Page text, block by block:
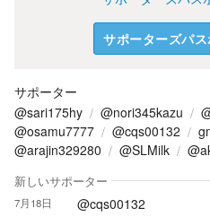
サポーターズパ
サポーター
@sari175hy
@nori345kazu
@osamu7777
@cqs00132
@arajin329280
@SLMilk
新しいサポーター
7月18日 @cqs00132